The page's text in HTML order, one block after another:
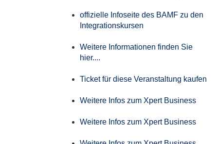
offizielle Infoseite des BAMF zu den
Integrationskursen
Weitere Informationen finden Sie
hier....
Ticket für diese Veranstaltung kaufen
Weitere Infos zum Xpert Business
Weitere Infos zum Xpert Business